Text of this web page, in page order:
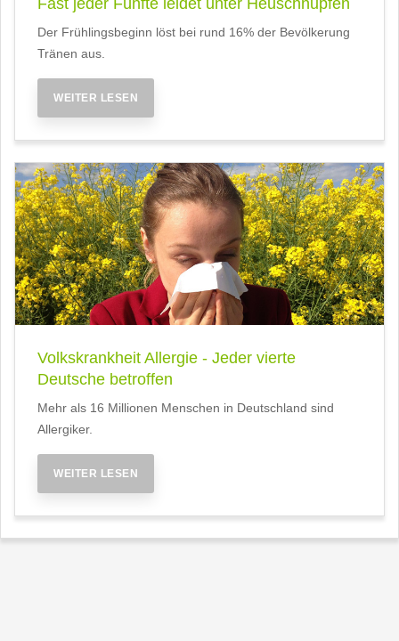
Der Frühlingsbeginn löst bei rund 16% der Bevölkerung
Tränen aus.
WEITER LESEN
Volkskrankheit Allergie - Jeder vierte
Deutsche betroffen
Mehr als 16 Millionen Menschen in Deutschland sind
Allergiker.
WEITER LESEN